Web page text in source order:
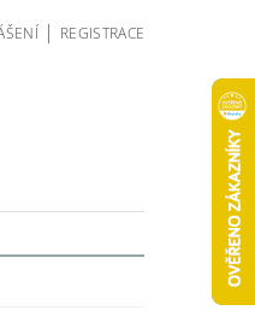
| REGISTRACE